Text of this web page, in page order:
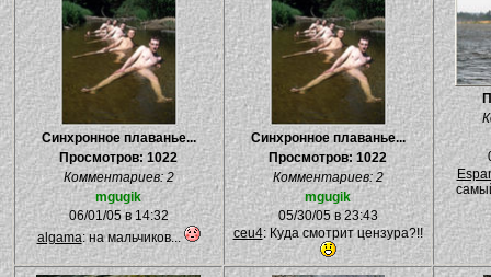
Синхронное плаванье...
Просмотров: 1022
Комментариев: 2
mgugik
06/01/05 в 14:32
algama: на мальчиков...
Синхронное плаванье...
Просмотров: 1022
Комментариев: 2
mgugik
05/30/05 в 23:43
ceu4: Куда смотрит цензура?!!